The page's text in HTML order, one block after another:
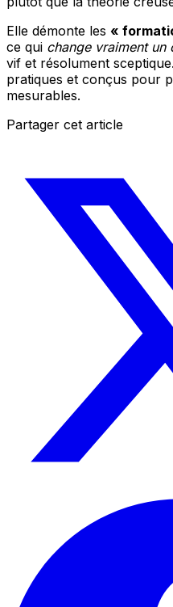
Elle démonte les «
ce qui change vraiment un
vif et résolument
pratiques et conçus pour
mesurables.
Partager cet article